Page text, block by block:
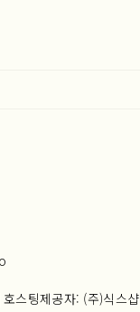
호스팅제공자: (주)식스샵